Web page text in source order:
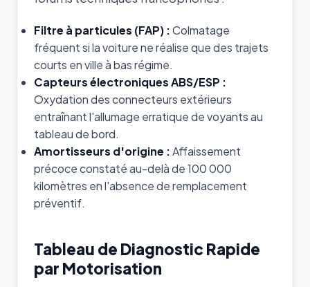
Filtre à particules (FAP) :Colmatage
fréquent si la voiture ne réalise que des trajets
courts en ville à bas régime.
Capteurs électroniques ABS/ESP :
Oxydation des connecteurs extérieurs
entraînant l'allumage erratique de voyants au
tableau de bord.
Amortisseurs d'origine :Affaissement
précoce constaté au-delà de 100 000
kilomètres en l'absence de remplacement
préventif.
Tableau de Diagnostic Rapide
par Motorisation